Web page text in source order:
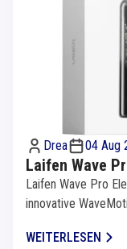
Drea 04 Aug
Laifen Wave
Laifen Wave Pro
innovative
WEITERLESEN